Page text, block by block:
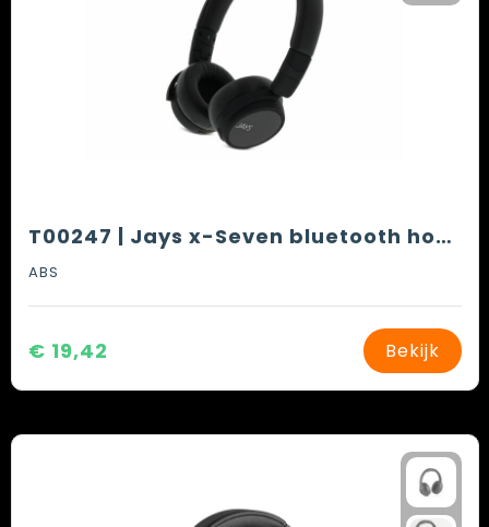
T00247 | Jays x-Seven bluetooth hoofdtelefoon
ABS
€ 19,42 Bekijk